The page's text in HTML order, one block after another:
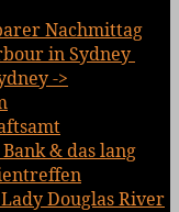
Nachmittag
in Sydney
->
& das lang
Douglas River